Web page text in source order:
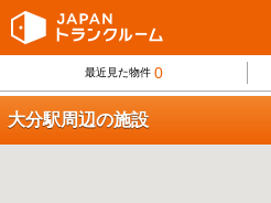
最近見た物件 0
大分駅周辺の施設